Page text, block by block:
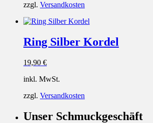
zzgl. Versandkosten
Ring Silber Kordel
19,90 €
inkl. MwSt.
zzgl. Versandkosten
Unser Schmuckgeschäft